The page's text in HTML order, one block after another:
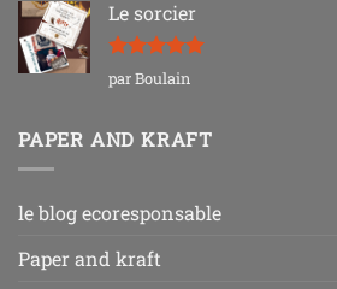
Le sorcier
Note5sur
5
par Boulain
PAPER AND KRAFT
le blog ecoresponsable
Paper and kraft